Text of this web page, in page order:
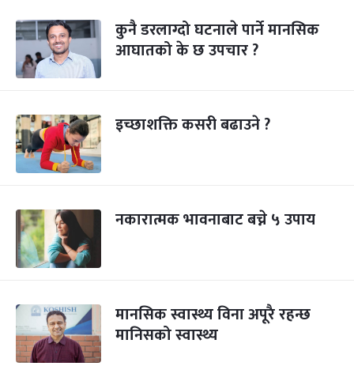
कुनै डरलाग्दो घटनाले पार्ने मानसिक
आघातको के छ उपचार ?
इच्छाशक्ति कसरी बढाउने ?
नकारात्मक भावनाबाट बच्ने ५ उपाय
मानसिक स्वास्थ्य विना अपूरै रहन्छ
मानिसको स्वास्थ्य